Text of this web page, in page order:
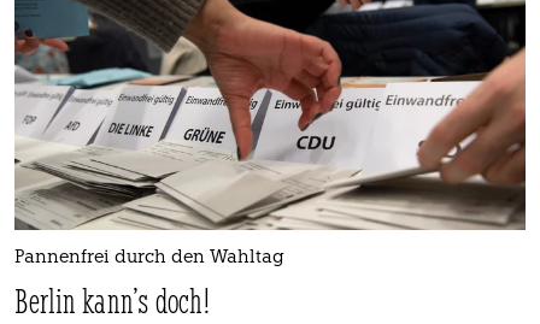
Pannenfrei durch den Wahltag
Berlin kann's doch!